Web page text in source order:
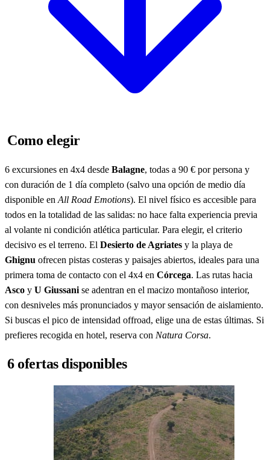
Como elegir
6 excursiones en 4x4 desde Balagne, todas a 90 € por persona y
con duración de 1 día completo (salvo una opción de medio día
disponible en All Road Emotions). El nivel físico es accesible para
todos en la totalidad de las salidas: no hace falta experiencia previa
al volante ni condición atlética particular. Para elegir, el criterio
decisivo es el terreno. El Desierto de Agriates y la playa de
Ghignu ofrecen pistas costeras y paisajes abiertos, ideales para una
primera toma de contacto con el 4x4 en Córcega. Las rutas hacia
Asco y U Giussani se adentran en el macizo montañoso interior,
con desniveles más pronunciados y mayor sensación de aislamiento.
Si buscas el pico de intensidad offroad, elige una de estas últimas. Si
prefieres recogida en hotel, reserva con Natura Corsa.
6 ofertas disponibles